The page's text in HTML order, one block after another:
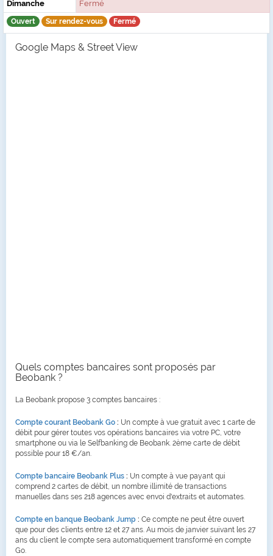
Dimanche
Fermé
Ouvert Sur rendez-vous Fermé
Google Maps & Street View
Quels comptes bancaires sont proposés par
Beobank ?
La Beobank propose 3 comptes bancaires :
Compte courant Beobank Go : Un compte à vue gratuit avec 1 carte de
débit pour gérer toutes vos opérations bancaires via votre PC, votre
smartphone ou via le Selfbanking de Beobank. 2ème carte de débit
possible pour 18 €/an.
Compte bancaire Beobank Plus : Un compte à vue payant qui
comprend 2 cartes de débit, un nombre illimité de transactions
manuelles dans ses 218 agences avec envoi d'extraits et automates.
Compte en banque Beobank Jump : Ce compte ne peut être ouvert
que pour des clients entre 12 et 27 ans. Au mois de janvier suivant les 27
ans du client le compte sera automatiquement transformé en compte
Go.